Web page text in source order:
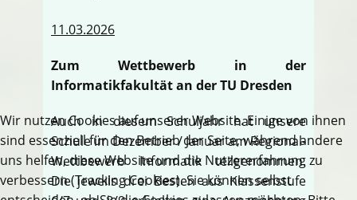
11.03.2026
Zum Wettbewerb in der
Informatikfakultät an der TU Dresden
Auch in diesem Schuljahr hat unsere
Schule im Dezember / Januar am Regional-
Wettbewerb Informatik teilgenommen.
Die jeweils drei Besten aus Klassenstufe
Wir nutzen Cookies auf unserer Website. Einige von ihnen
sind essenziell für den Betrieb der Seite, während andere
uns helfen, diese Website und die Nutzererfahrung zu
verbessern (Tracking Cookies). Sie können selbst